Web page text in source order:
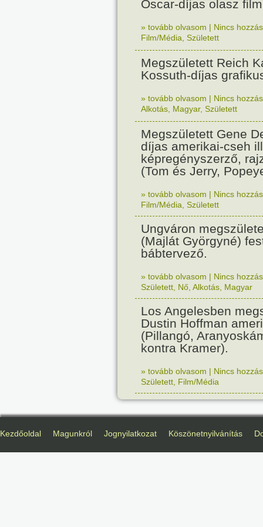
Oscar-díjas olasz
» tovább olvasom | Nincs
Film/Média Született
Megszületett Reich
Kossuth-díjas
» tovább olvasom | Nincs
Alkotás Magyar, Született
Megszületett Gene
díjas amerikai-cseh
képregényszerző,
(Tom és Jerry,
» tovább olvasom | Nincs
Film/Média Született
Ungváron
(Majlát Györgyné)
bábtervező.
» tovább olvasom | Nincs
Született Nő Alkotás Magyar
Los Angelesben
Dustin Hoffman
(Pillangó,
kontra Kramer).
» tovább olvasom | Nincs
Született Film/Média
Kezdőoldal Magunkról Jognyilatkozat Köszönetnyilvánítás